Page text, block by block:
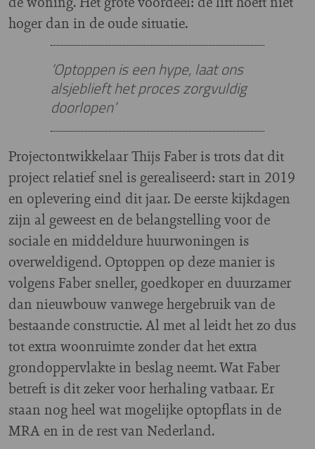
hoger dan in de oude situatie.
‘Optoppen is een hype, laat ons
alsjeblieft het proces zorgvuldig
doorlopen’
Projectontwikkelaar Thijs Faber is trots dat dit
project relatief snel is gerealiseerd: start in 2019
en oplevering eind dit jaar. De eerste kijkdagen
zijn al geweest en de belangstelling voor de
sociale en middeldure huurwoningen is
overweldigend. Optoppen op deze manier is
volgens Faber sneller, goedkoper en duurzamer
dan nieuwbouw vanwege hergebruik van de
bestaande constructie. Al met al leidt het zo dus
tot extra woonruimte zonder dat het extra
grondoppervlakte in beslag neemt. Wat Faber
betreft is dit zeker voor herhaling vatbaar. Er
staan nog heel wat mogelijke optopflats in de
MRA en in de rest van Nederland.